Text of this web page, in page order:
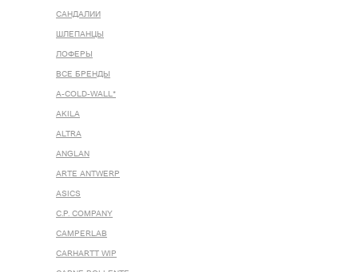
САНДАЛИИ
ШЛЕПАНЦЫ
ЛОФЕРЫ
ВСЕ БРЕНДЫ
A-COLD-WALL*
AKILA
ALTRA
ANGLAN
ARTE ANTWERP
ASICS
C.P. COMPANY
CAMPERLAB
CARHARTT WIP